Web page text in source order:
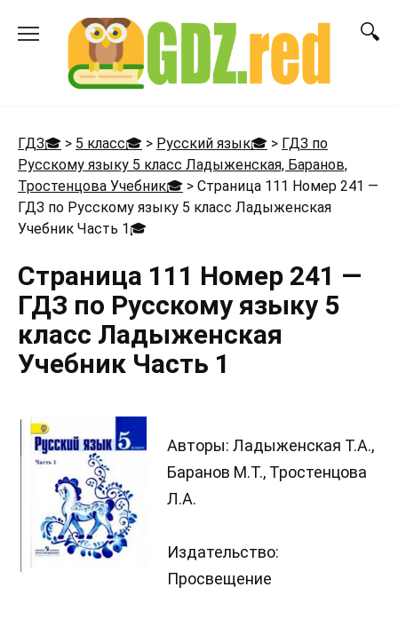
ГДЗ🎓 > 5 класс🎓 > Русский язык🎓 > ГДЗ по
Русскому языку 5 класс Ладыженская, Баранов,
Тростенцова Учебник🎓 > Страница 111 Номер 241 —
ГДЗ по Русскому языку 5 класс Ладыженская
Учебник Часть 1🎓
Страница 111 Номер 241 —
ГДЗ по Русскому языку 5
класс Ладыженская
Учебник Часть 1
Авторы: Ладыженская Т.А.,
Баранов М.Т., Тростенцова
Л.А.
Издательство:
Просвещение